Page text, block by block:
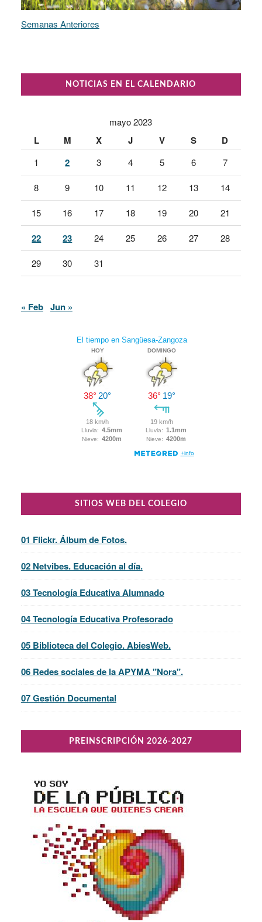
Semanas Anteriores
NOTICIAS EN EL CALENDARIO
mayo 2023
L M X J V S D
1 2 3 4 5 6 7
8 9 10 11 12 13 14
15 16 17 18 19 20 21
22 23 24 25 26 27 28
29 30 31
« Feb Jun »
SITIOS WEB DEL COLEGIO
01 Flickr. Álbum de Fotos.
02 Netvibes. Educación al día.
03 Tecnología Educativa Alumnado
04 Tecnología Educativa Profesorado
05 Biblioteca del Colegio. AbiesWeb.
06 Redes sociales de la APYMA "Nora".
07 Gestión Documental
PREINSCRIPCIÓN 2026-2027